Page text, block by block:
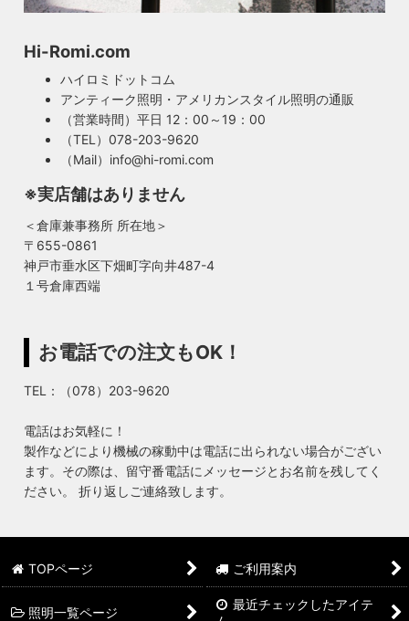
Hi-Romi.com
ハイロミドットコム
アンティーク照明・アメリカンスタイル照明の通販
（営業時間）平日 12：00～19：00
（TEL）078-203-9620
（Mail）info@hi-romi.com
※実店舗はありません
＜倉庫兼事務所 所在地＞
〒655-0861
神戸市垂水区下畑町字向井487-4
１号倉庫西端
お電話での注文もOK！
TEL：（078）203-9620
電話はお気軽に！
製作などにより機械の稼動中は電話に出られない場合がござい
ます。その際は、留守番電話にメッセージとお名前を残してく
ださい。 折り返しご連絡致します。
TOPページ ご利用案内
照明一覧ページ
最近チェックしたアイテ